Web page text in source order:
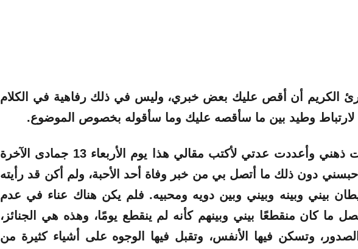
الكريم أن أقص عليك بعض خبري، وليس في ذلك رفاهية في الكلام
لارتباط وطيد بين ما سأقصه عليك وما سأقوله بخصوص الموضوع.
فقد كنت جمعت عقلي وجهزت ذهني وأعددت عدتي لأكتب مقالي هذا يوم الأربعاء 13 جمادى الآخرة
دون ذلك ما أتصل بي من خبر وفاة أحد الأحبة، ولم أكن قد رأيته
بيني وبينه وبيني وبين دويه ومحبيه. فلم يكن هناك عناء في عدم
ما كان منقطعًا بيني وبينهم كأنه لم ينقطع يومًا، وهذه هي الجنائز،
الصدور، وتسكن فيها الأنفس، وتقبل فيها الوجوه على أشياء كثيرة من